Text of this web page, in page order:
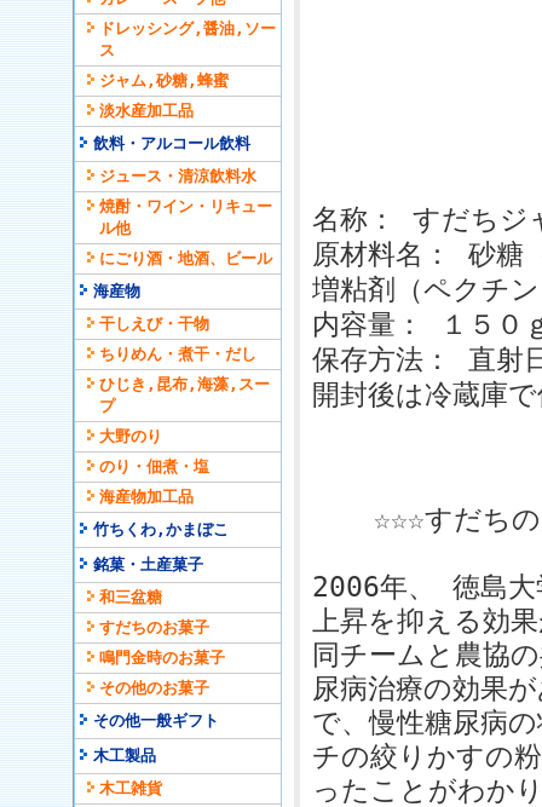
ドレッシング,醤油,ソー
ス
ジャム,砂糖,蜂蜜
淡水産加工品
飲料・アルコール飲料
ジュース・清涼飲料水
焼酎・ワイン・リキュー
ル他
にごり酒・地酒、ビール
海産物
干しえび・干物
ちりめん・煮干・だし
ひじき,昆布,海藻,スー
プ
大野のり
のり・佃煮・塩
海産物加工品
竹ちくわ,かまぼこ
銘菓・土産菓子
和三盆糖
すだちのお菓子
鳴門金時のお菓子
その他のお菓子
その他一般ギフト
木工製品
木工雑貨
名称： すだちジ
原材料名： 砂糖
増粘剤（ペクチ
内容量： １５０
保存方法： 直射
開封後は冷蔵庫
☆☆☆すだち
2006年、 徳島大
上昇を抑える効
同チームと農協
尿病治療の効果
で、慢性糖尿病
チの絞りかすの
ったことがわか